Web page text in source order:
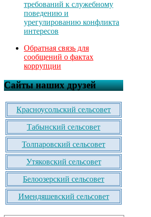
требований к служебному
поведению и
урегулированию конфликта
интересов
Обратная связь для
сообщений о фактах
коррупции
Сайты наших друзей
Красноусольский сельсовет
Табынский сельсовет
Толпаровский сельсовет
Утяковский сельсовет
Белоозерский сельсовет
Имендяшевский сельсовет